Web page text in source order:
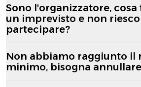
Sono l'organizzatore, cosa
un imprevisto e non riesco
partecipare?
Non abbiamo raggiunto il
minimo, bisogna